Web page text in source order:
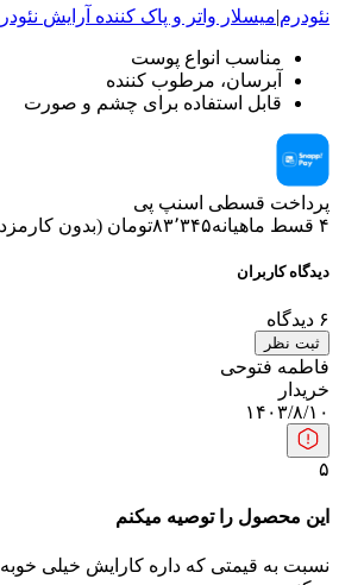
نئودرم|میسلار واتر و پاک کننده آرایش
مناسب انواع پوست
آبرسان، مرطوب کننده
قابل استفاده برای چشم و صورت
پرداخت قسطی اسنپ پی
۴ قسط ماهیانه
۸۳٬۳۴۵تومان (بدون کارمزد
دیدگاه کاربران
۶ دیدگاه
ثبت نظر
فاطمه فتوحی
خریدار
۱۴۰۳/۸/۱۰
۵
این محصول را توصیه میکنم
نسبت به قیمتی که داره کارایش خیلی